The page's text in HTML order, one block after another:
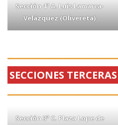
Sección 4ª A. Luis Lamarca-
Velázquez (Olivereta)
SECCIONES
Sección 3ª C. Plaza Lope de